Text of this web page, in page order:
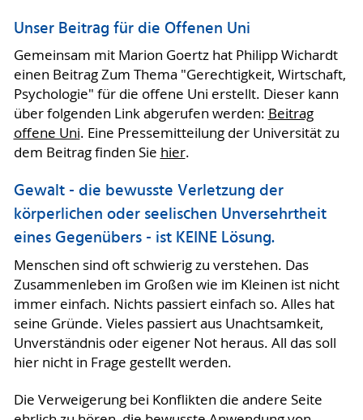
Unser Beitrag für die Offenen Uni
Gemeinsam mit Marion Goertz hat Philipp Wichardt
einen Beitrag Zum Thema "Gerechtigkeit, Wirtschaft,
Psychologie" für die offene Uni erstellt. Dieser kann
über folgenden Link abgerufen werden: Beitrag
offene Uni. Eine Pressemitteilung der Universität zu
dem Beitrag finden Sie hier.
Gewalt - die bewusste Verletzung der
körperlichen oder seelischen Unversehrtheit
eines Gegenübers - ist KEINE Lösung.
Menschen sind oft schwierig zu verstehen. Das
Zusammenleben im Großen wie im Kleinen ist nicht
immer einfach. Nichts passiert einfach so. Alles hat
seine Gründe. Vieles passiert aus Unachtsamkeit,
Unverständnis oder eigener Not heraus. All das soll
hier nicht in Frage gestellt werden.
Die Verweigerung bei Konflikten die andere Seite